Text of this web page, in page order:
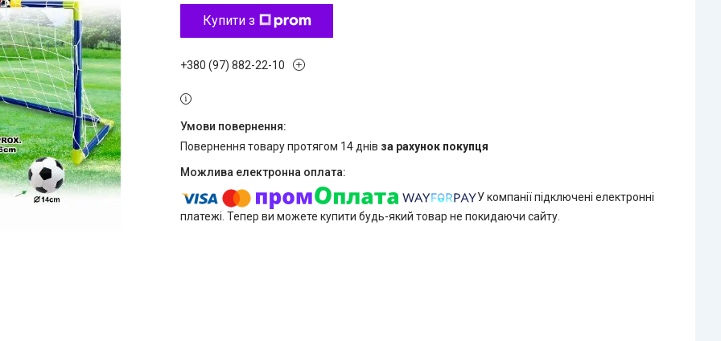
Купити з
+380 (97) 882-22-10
повернення товару протягом 14 днів за рахунок покупця
У компанії підключені електронні
платежі. Тепер ви можете купити будь-який товар не покидаючи сайту.